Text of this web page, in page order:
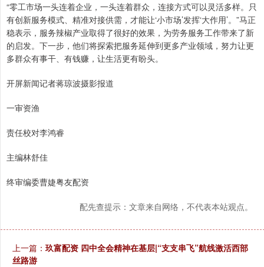
“零工市场一头连着企业，一头连着群众，连接方式可以灵活多样。只
有创新服务模式、精准对接供需，才能让‘小市场’发挥‘大作用’。”马正
稳表示，服务辣椒产业取得了很好的效果，为劳务服务工作带来了新
的启发。下一步，他们将探索把服务延伸到更多产业领域，努力让更
多群众有事干、有钱赚，让生活更有盼头。
开屏新闻记者蒋琼波摄影报道
一审资渔
责任校对李鸿睿
主编林舒佳
终审编委曹婕粤友配资
配先查提示：文章来自网络，不代表本站观点。
上一篇： 玖富配资 四中全会精神在基层|“支支串飞”航线激活西部
丝路游